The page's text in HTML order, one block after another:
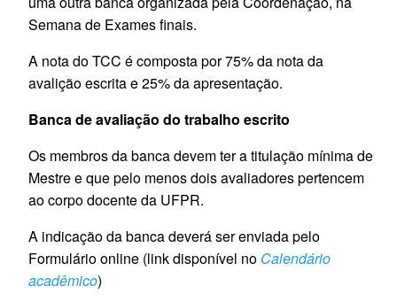
Semana de Exames finais.
A nota do TCC é composta por 75% da nota da
avalição escrita e 25% da apresentação.
Banca de avaliação do trabalho escrito
Os membros da banca devem ter a titulação mínima de
Mestre e que pelo menos dois avaliadores pertencem
ao corpo docente da UFPR.
A indicação da banca deverá ser enviada pelo
Formulário online (link disponível no Calendário
acadêmico)